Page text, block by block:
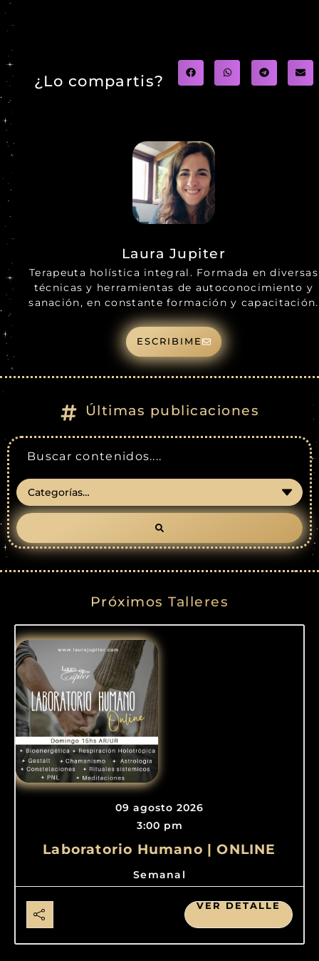
¿Lo compartis?
Laura Jupiter
Terapeuta holística integral. Formada en diversas
técnicas y herramientas de autoconocimiento y
sanación, en constante formación y capacitación.
ESCRIBIME
Últimas publicaciones
Próximos Talleres
09 agosto 2026
3:00 pm
Laboratorio Humano | ONLINE
Semanal
VER DETALLE